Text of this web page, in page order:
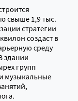
свыше 1,9 тыс.
стратегии
создаст в
среду
здании
групп
музыкальные